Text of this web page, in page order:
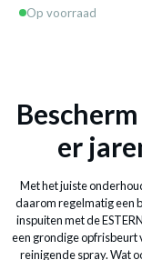
Op voorraad
er
Met het juiste
daarom regelmatig een
inspuiten met de
een grondige opfrisbeurt
reinigende spray. Wat